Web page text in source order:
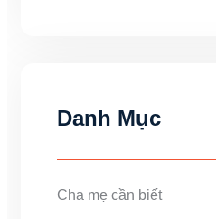
Danh Mục
Cha mẹ cần biết